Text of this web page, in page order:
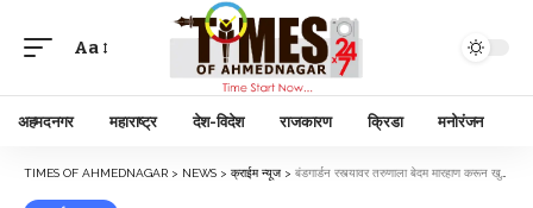
Aa
अहमदनगर महाराष्ट्र देश-विदेश राजकारण क्रिडा मनोरंजन
TIMES OF AHMEDNAGAR > NEWS > क्राईम न्यूज > बंडगार्डन रस्त्यावर तरुणाला बेदम मारहाण करून खुनाचा प्रयत्न, दोघांविरुद्ध गुन्हा दाखल.